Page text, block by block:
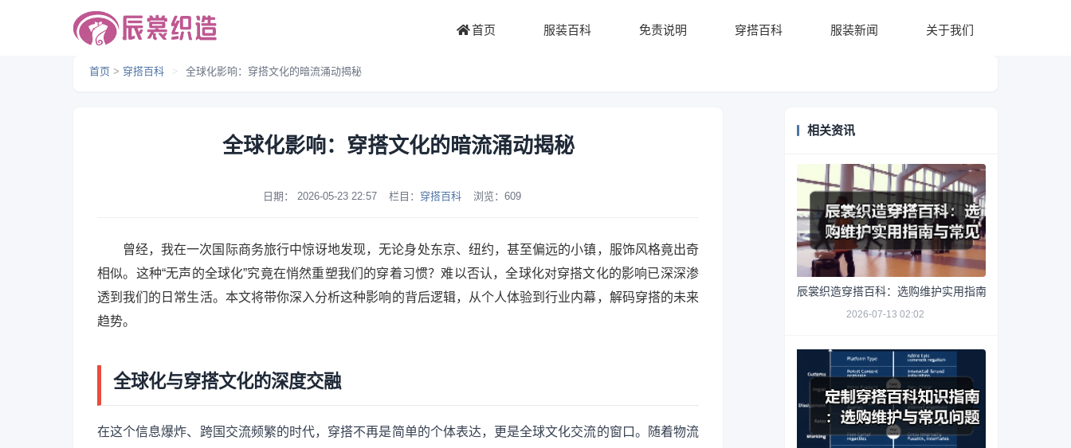
首页 服装百科 免责说明 穿搭百科 服装新闻 关于我们
首页 > 穿搭百科 > 全球化影响：穿搭文化的暗流涌动揭秘
全球化影响：穿搭文化的暗流涌动揭秘
日期： 2026-05-23 22:57 栏目： 穿搭百科 浏览： 609
曾经，我在一次国际商务旅行中惊讶地发现，无论身处东京、纽约，甚至偏远的小镇，服饰风格竟出奇
相似。这种“无声的全球化”究竟在悄然重塑我们的穿着习惯？难以否认，全球化对穿搭文化的影响已深深渗
透到我们的日常生活。本文将带你深入分析这种影响的背后逻辑，从个人体验到行业内幕，解码穿搭的未来
趋势。
全球化与穿搭文化的深度交融
在这个信息爆炸、跨国交流频繁的时代，穿搭不再是简单的个体表达，更是全球文化交流的窗口。随着物流
相关资讯
辰裳织造穿搭百科：选购维护实用指南与常见问题解析
2026-07-13 02:02